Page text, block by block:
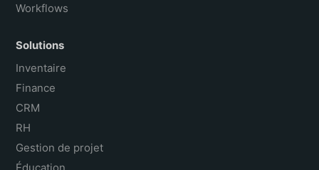
Workflows
Solutions
Inventaire
Finance
CRM
RH
Gestion de projet